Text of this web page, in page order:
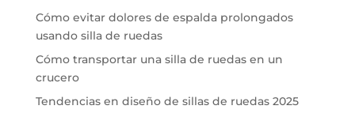
Cómo evitar dolores de espalda prolongados
usando silla de ruedas
Cómo transportar una silla de ruedas en un
crucero
Tendencias en diseño de sillas de ruedas 2025